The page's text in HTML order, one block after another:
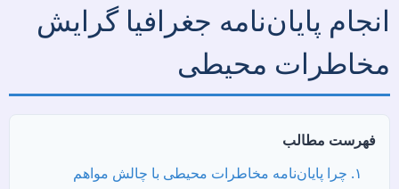
انجام پایان‌نامه جغرافیا گرایش
مخاطرات محیطی
فهرست مطالب
۱. چرا پایان‌نامه مخاطرات محیطی با چالش مواهم